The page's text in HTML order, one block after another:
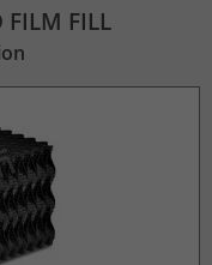
FILM FILL